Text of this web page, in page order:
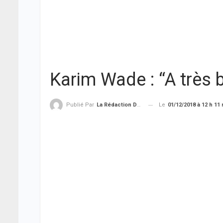
Karim Wade : “A très
Publié Par La Rédaction De THIEYSENEGAL.com Le 01/12/2018 à 12 h 11